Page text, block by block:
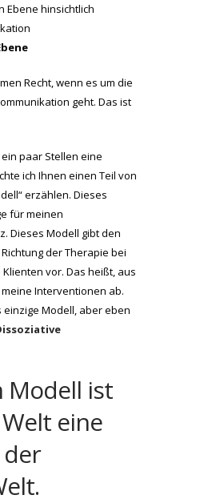
Ebene hinsichtlich
Recht, wenn es um die
geht. Das ist
paar Stellen eine
ich Ihnen einen Teil von
erzählen. Dieses
für meinen
Dieses Modell gibt den
der Therapie bei
vor. Das heißt, aus
Interventionen ab.
einzige Modell, aber eben
Modell ist
eine